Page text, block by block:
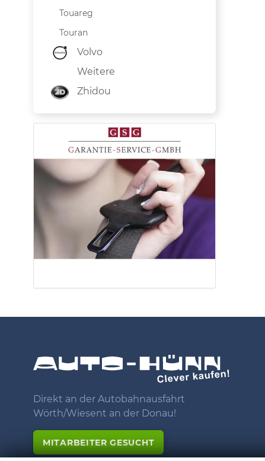
Touareg
Touran
Volvo
Weitere
Zhidou
Direkt an der Autobahnausfahrt
Wörth/Wiesent an der Donau!
MITARBEITER GESUCHT